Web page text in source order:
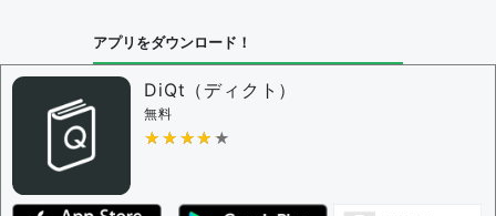
アプリをダウンロード！
DiQt（ディクト）
無料
★★★★★
★★★★★